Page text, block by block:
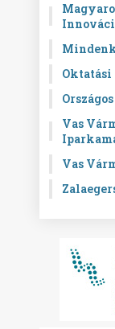
Vas
Vas